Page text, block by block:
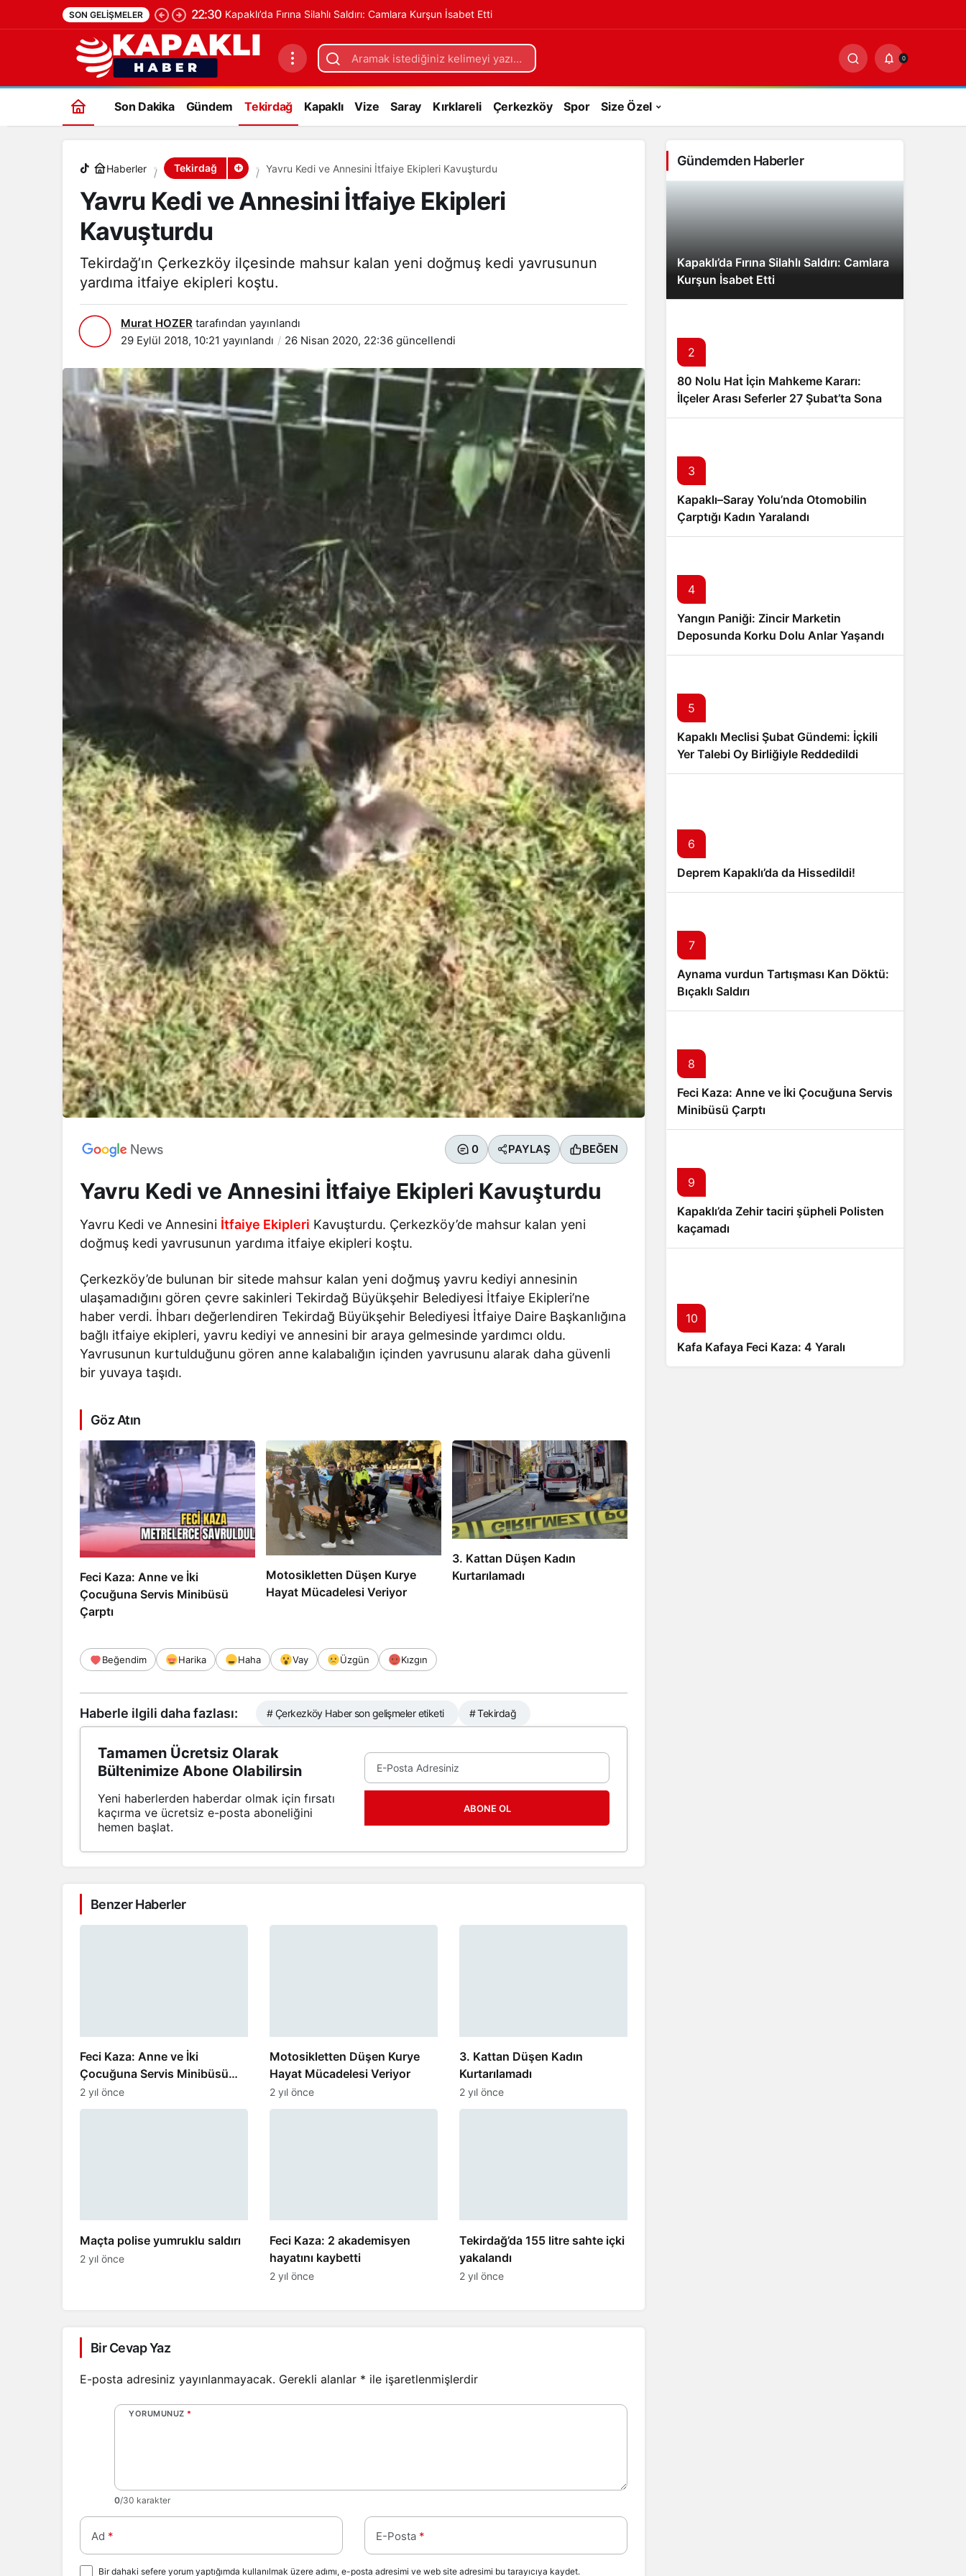
SON GELIŞMELER 22:30 Kapaklı’da Fırına Silahlı Saldırı: Camlara Kurşun İsabet Etti
0
Son Dakika Gündem Tekirdağ Kapaklı Vize Saray Kırklareli Çerkezköy Spor Size Özel
Haberler Tekirdağ Yavru Kedi ve Annesini İtfaiye Ekipleri Kavuşturdu
Yavru Kedi ve Annesini İtfaiye Ekipleri
Kavuşturdu
Tekirdağ’ın Çerkezköy ilçesinde mahsur kalan yeni doğmuş kedi yavrusunun
yardıma itfaiye ekipleri koştu.
Murat HOZER tarafından yayınlandı
29 Eylül 2018, 10:21 yayınlandı 26 Nisan 2020, 22:36 güncellendi
0 PAYLAŞ BEĞEN
Yavru Kedi ve Annesini İtfaiye Ekipleri Kavuşturdu
Yavru Kedi ve Annesini İtfaiye Ekipleri Kavuşturdu. Çerkezköy’de mahsur kalan yeni
doğmuş kedi yavrusunun yardıma itfaiye ekipleri koştu.
Çerkezköy’de bulunan bir sitede mahsur kalan yeni doğmuş yavru kediyi annesinin
ulaşamadığını gören çevre sakinleri Tekirdağ Büyükşehir Belediyesi İtfaiye Ekipleri’ne
haber verdi. İhbarı değerlendiren Tekirdağ Büyükşehir Belediyesi İtfaiye Daire Başkanlığına
bağlı itfaiye ekipleri, yavru kediyi ve annesini bir araya gelmesinde yardımcı oldu.
Yavrusunun kurtulduğunu gören anne kalabalığın içinden yavrusunu alarak daha güvenli
bir yuvaya taşıdı.
Göz Atın
Feci Kaza: Anne ve İki
Çocuğuna Servis Minibüsü
Çarptı
Motosikletten Düşen Kurye
Hayat Mücadelesi Veriyor
3. Kattan Düşen Kadın
Kurtarılamadı
Beğendim Harika Haha Vay Üzgün Kızgın
Yavru Kedi ve Annesini İtfaiye Ekipleri Kavuşturdu
Haberle ilgili daha fazlası: # Çerkezköy Haber son gelişmeler etiketi # Tekirdağ
Tamamen Ücretsiz Olarak
Bültenimize Abone Olabilirsin
Yeni haberlerden haberdar olmak için fırsatı
kaçırma ve ücretsiz e-posta aboneliğini
hemen başlat.
ABONE OL
Benzer Haberler
Feci Kaza: Anne ve İki
Çocuğuna Servis Minibüsü
Çarptı
2 yıl önce
Motosikletten Düşen Kurye
Hayat Mücadelesi Veriyor
2 yıl önce
3. Kattan Düşen Kadın
Kurtarılamadı
2 yıl önce
Maçta polise yumruklu saldırı
2 yıl önce
Feci Kaza: 2 akademisyen
hayatını kaybetti
2 yıl önce
Tekirdağ’da 155 litre sahte içki
yakalandı
2 yıl önce
Bir Cevap Yaz
E-posta adresiniz yayınlanmayacak. Gerekli alanlar * ile işaretlenmişlerdir
YORUMUNUZ *
0/30 karakter
Ad * E-Posta *
Bir dahaki sefere yorum yaptığımda kullanılmak üzere adımı, e-posta adresimi ve web site adresimi bu tarayıcıya kaydet.
Gündemden Haberler
Kapaklı’da Fırına Silahlı Saldırı: Camlara
Kurşun İsabet Etti
2
80 Nolu Hat İçin Mahkeme Kararı:
İlçeler Arası Seferler 27 Şubat’ta Sona
Eriyor
3
Kapaklı–Saray Yolu’nda Otomobilin
Çarptığı Kadın Yaralandı
4
Yangın Paniği: Zincir Marketin
Deposunda Korku Dolu Anlar Yaşandı
5
Kapaklı Meclisi Şubat Gündemi: İçkili
Yer Talebi Oy Birliğiyle Reddedildi
6
Deprem Kapaklı’da da Hissedildi!
7
Aynama vurdun Tartışması Kan Döktü:
Bıçaklı Saldırı
8
Feci Kaza: Anne ve İki Çocuğuna Servis
Minibüsü Çarptı
9
Kapaklı’da Zehir taciri şüpheli Polisten
kaçamadı
10
Kafa Kafaya Feci Kaza: 4 Yaralı